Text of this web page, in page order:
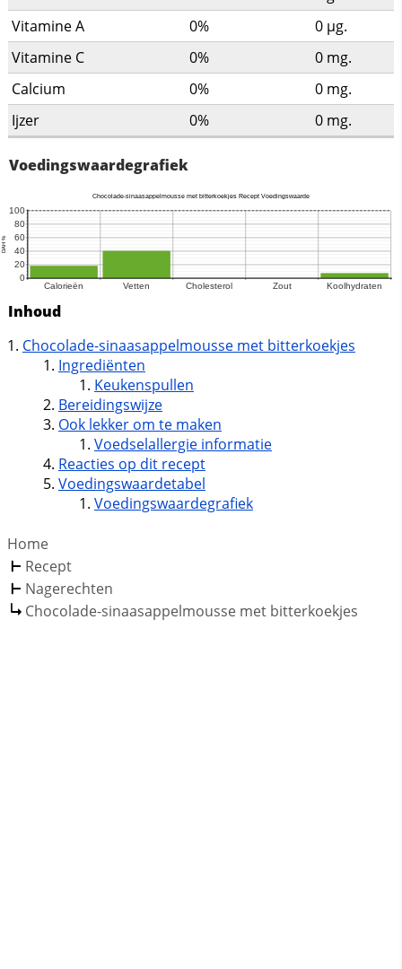
Vitamine A
0% 0 µg.
Vitamine C
0% 0 mg.
Calcium
0% 0 mg.
Ijzer
0% 0 mg.
Voedingswaardegrafiek
Inhoud
Chocolade-sinaasappelmousse met bitterkoekjes
Ingrediënten
Keukenspullen
Bereidingswijze
Ook lekker om te maken
Voedselallergie informatie
Reacties op dit recept
Voedingswaardetabel
Voedingswaardegrafiek
Home
Recept
Nagerechten
Chocolade-sinaasappelmousse met bitterkoekjes